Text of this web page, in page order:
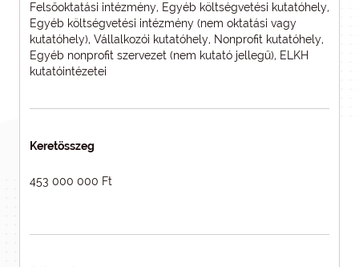
Felsőoktatási intézmény, Egyéb költségvetési kutatóhely,
Egyéb költségvetési intézmény (nem oktatási vagy
kutatóhely), Vállalkozói kutatóhely, Nonprofit kutatóhely,
Egyéb nonprofit szervezet (nem kutató jellegű), ELKH
kutatóintézetei
Keretösszeg
453 000 000 Ft